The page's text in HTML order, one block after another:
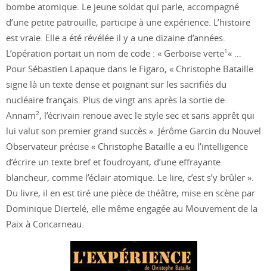
bombe atomique. Le jeune soldat qui parle, accompagné
d’une petite patrouille, participe à une expérience. L’histoire
est vraie. Elle a été révélée il y a une dizaine d’années.
L’opération portait un nom de code : « Gerboise verte1« …
Pour Sébastien Lapaque dans le Figaro, « Christophe Bataille
signe là un texte dense et poignant sur les sacrifiés du
nucléaire français. Plus de vingt ans après la sortie de
Annam2, l’écrivain renoue avec le style sec et sans apprêt qui
lui valut son premier grand succès ». Jérôme Garcin du Nouvel
Observateur précise « Christophe Bataille a eu l’intelligence
d’écrire un texte bref et foudroyant, d’une effrayante
blancheur, comme l’éclair atomique. Le lire, c’est s’y brûler ».
Du livre, il en est tiré une pièce de théâtre, mise en scène par
Dominique Diertelé, elle même engagée au Mouvement de la
Paix à Concarneau.